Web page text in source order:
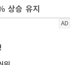
상승 유지